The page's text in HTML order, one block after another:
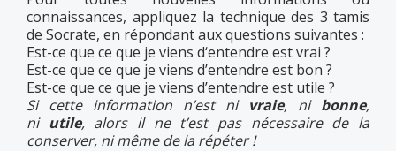
connaissances, appliquez la technique des 3 tamis
de Socrate, en répondant aux questions suivantes :
Est-ce que ce que je viens d‘entendre est vrai ?
Est-ce que ce que je viens d’entendre est bon ?
Est-ce que ce que je viens d’entendre est utile ?
Si cette information n’est ni vraie, ni bonne,
ni utile, alors il ne t’est pas nécessaire de la
conserver, ni même de la répéter !